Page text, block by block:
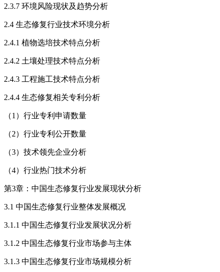
2.3.7 环境风险现状及趋势分析
2.4 生态修复行业技术环境分析
2.4.1 植物选培技术特点分析
2.4.2 土壤处理技术特点分析
2.4.3 工程施工技术特点分析
2.4.4 生态修复相关专利分析
（1）行业专利申请数量
（2）行业专利公开数量
（3）技术领先企业分析
（4）行业热门技术分析
第3章：中国生态修复行业发展现状分析
3.1 中国生态修复行业整体发展概况
3.1.1 中国生态修复行业发展状况分析
3.1.2 中国生态修复行业市场参与主体
3.1.3 中国生态修复行业市场规模分析